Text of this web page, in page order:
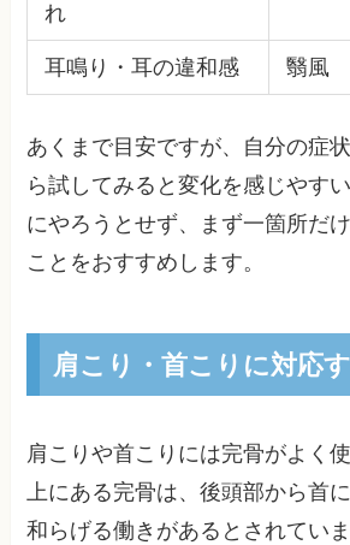
れ
耳鳴り・耳の違和感 翳風
あくまで目安ですが、自分の症
ら試してみると変化を感じやす
にやろうとせず、まず一箇所だ
ことをおすすめします。
肩こり・首こりに対応
肩こりや首こりには完骨がよく
上にある完骨は、後頭部から首
和らげる働きがあるとされていま